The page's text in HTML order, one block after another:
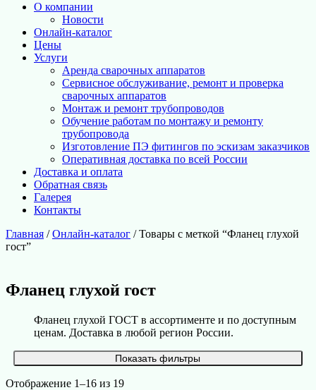
О компании
Новости
Онлайн-каталог
Цены
Услуги
Аренда сварочных аппаратов
Сервисное обслуживание, ремонт и проверка
сварочных аппаратов
Монтаж и ремонт трубопроводов
Обучение работам по монтажу и ремонту
трубопровода
Изготовление ПЭ фитингов по эскизам заказчиков
Оперативная доставка по всей России
Доставка и оплата
Обратная связь
Галерея
Контакты
Главная /Онлайн-каталог / Товары с меткой “Фланец глухой
гост”
Фланец глухой гост
Фланец глухой ГОСТ в ассортименте и по доступным
ценам. Доставка в любой регион России.
Показать фильтры
Отображение 1–16 из 19